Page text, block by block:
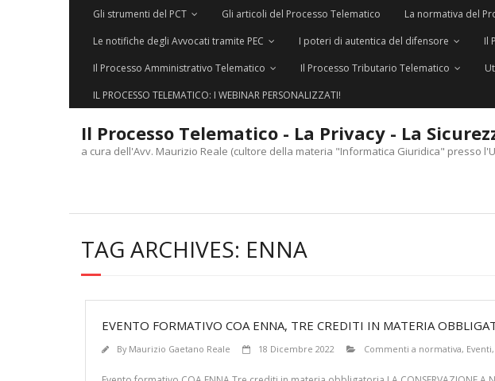
Gli strumenti del PCT Gli articoli del Processo Telematico La normativa del
Le notifiche degli Avvocati tramite PEC
I poteri di autentica del difensore Il
Il Processo Amministrativo Telematico
Il Processo Tributario Telematico
IL PROCESSO TELEMATICO: I WEBINAR PERSONALIZZATI!
Il Processo Telematico - La Privacy - La
a cura dell'Avv. Maurizio Reale (cultore della materia "Informatica Giuridica" presso
TAG ARCHIVES: ENNA
EVENTO FORMATIVO COA ENNA, TRE CREDITI IN MATERIA
By Maurizio Gaetano Reale 18 Dicembre 2022 Commenti a normativa, Eventi,